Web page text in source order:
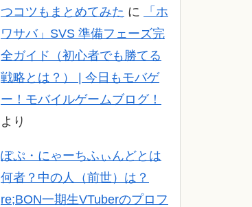
つコツもまとめてみた に
「ホ
ワサバ」SVS 準備フェーズ完
全ガイド（初心者でも勝てる
戦略とは？） | 今日もモバゲ
ー！モバイルゲームブログ！
より
ぽぷ・にゃーちふぃんどとは
何者？中の人（前世）は？
re;BON一期生VTuberのプロフ